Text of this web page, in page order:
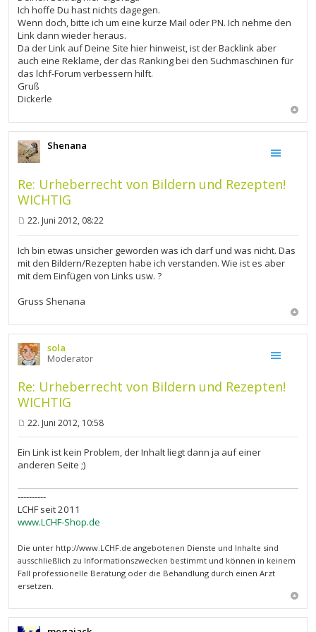
g
Ich hoffe Du hast nichts dagegen.
Wenn doch, bitte ich um eine kurze Mail oder PN. Ich nehme den
Link dann wieder heraus.
Da der Link auf Deine Site hier hinweist, ist der Backlink aber
auch eine Reklame, der das Ranking bei den Suchmaschinen für
das lchf-Forum verbessern hilft.
Gruß
Dickerle
Shenana
Re: Urheberrecht von Bildern und Rezepten!
WICHTIG
e
i
t
r
a
22. Juni 2012, 08:22
Ich bin etwas unsicher geworden was ich darf und was nicht. Das
mit den Bildern/Rezepten habe ich verstanden. Wie ist es aber
mit dem Einfügen von Links usw. ?
Gruss Shenana
sola
Moderator
Re: Urheberrecht von Bildern und Rezepten!
WICHTIG
e
i
r
g
22. Juni 2012, 10:58
Ein Link ist kein Problem, der Inhalt liegt dann ja auf einer
anderen Seite ;)
----------
LCHF seit 2011
www.LCHF-Shop.de
Die unter http://www.LCHF.de angebotenen Dienste und Inhalte sind
ausschließlich zu Informationszwecken bestimmt und können in keinem
Fall professionelle Beratung oder die Behandlung durch einen Arzt
ersetzen.